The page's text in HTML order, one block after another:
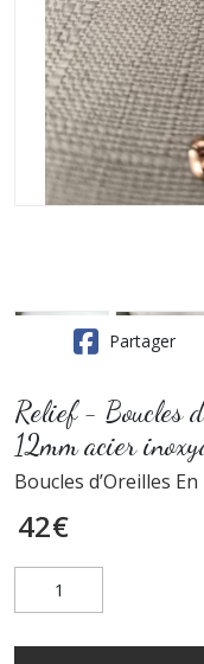
Partager
Relief - Boucles
12mm acier
Boucles d’Oreilles
42€